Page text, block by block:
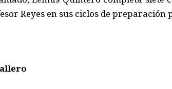
Reyes en sus ciclos de